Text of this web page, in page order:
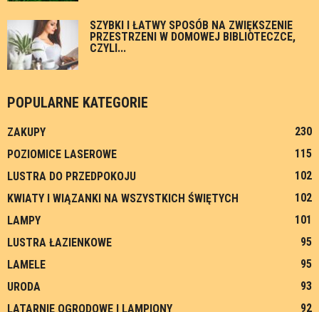
SZYBKI I ŁATWY SPOSÓB NA ZWIĘKSZENIE
PRZESTRZENI W DOMOWEJ BIBLIOTECZCE,
CZYLI...
POPULARNE KATEGORIE
ZAKUPY
230
POZIOMICE LASEROWE
115
LUSTRA DO PRZEDPOKOJU
102
KWIATY I WIĄZANKI NA WSZYSTKICH ŚWIĘTYCH
102
LAMPY
101
LUSTRA ŁAZIENKOWE
95
LAMELE
95
URODA
93
LATARNIE OGRODOWE I LAMPIONY
92